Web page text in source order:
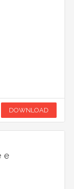
DOWNLOAD
e